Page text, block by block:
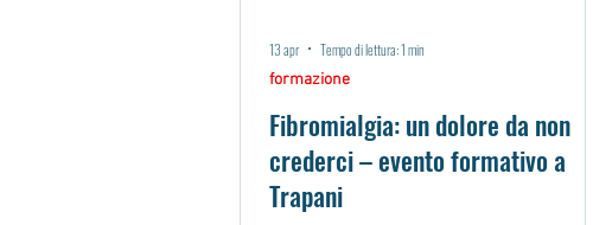
Fibromialgia: un dolore da non
crederci – evento formativo a
Trapani
formazione
13 apr Tempo di lettura: 1 min